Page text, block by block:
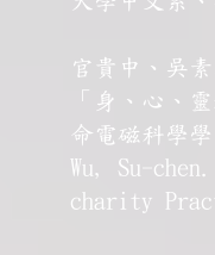
官貴中、吳
「身、心、
命電磁科學
Wu, Su-
charity